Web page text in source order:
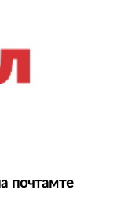
почтамте